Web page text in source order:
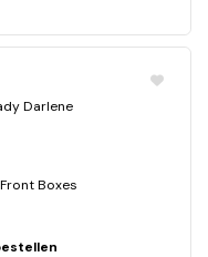
Darlene
Boxes